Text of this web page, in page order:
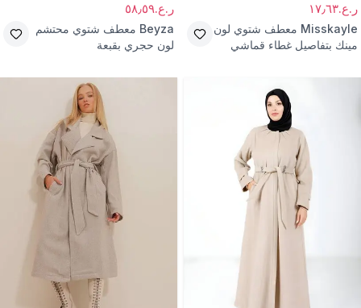
ر.ع.١٧٫٦٣
Misskayle معطف شتوي لون
مينك بتفاصيل غطاء قماشي
ر.ع.٥٨٫٥٩
Beyza معطف شتوي محتشم
لون حجري بقبعة